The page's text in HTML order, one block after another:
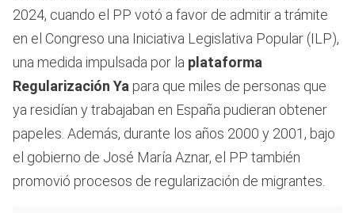
2024, cuando el PP votó a favor de admitir a trámite
en el Congreso una Iniciativa Legislativa Popular (ILP),
una medida impulsada por la plataforma
Regularización Ya para que miles de personas que
ya residían y trabajaban en España pudieran obtener
papeles. Además, durante los años 2000 y 2001, bajo
el gobierno de José María Aznar, el PP también
promovió procesos de regularización de migrantes.